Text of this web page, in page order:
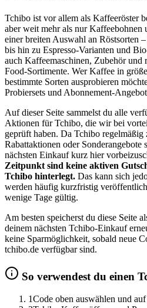
Tchibo ist vor allem als Kaffeeröster
aber weit mehr als nur Kaffeebohnen
einer breiten Auswahl an Röstsorten
bis hin zu Espresso-Varianten und
auch Kaffeemaschinen, Zubehör und
Food-Sortimente. Wer Kaffee in
bestimmte Sorten ausprobieren
Probiersets und Abonnement-
Auf dieser Seite sammelst du alle
Aktionen für Tchibo, die wir bei
geprüft haben. Da Tchibo regelmäßig
Rabattaktionen oder Sonderangebote
nächsten Einkauf kurz hier
Zeitpunkt sind keine aktiven
Tchibo hinterlegt. Das kann sich
werden häufig kurzfristig
wenige Tage gültig.
Am besten speicherst du diese Seite
deinem nächsten Tchibo-Einkauf
keine Sparmöglichkeit, sobald neue
tchibo.de verfügbar sind.
So verwendest du einen
1Code oben auswählen und